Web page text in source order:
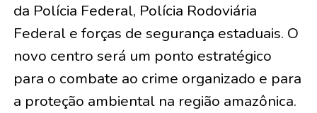
da Polícia Federal, Polícia Rodoviária
Federal e forças de segurança estaduais. O
novo centro será um ponto estratégico
para o combate ao crime organizado e para
a proteção ambiental na região amazônica.